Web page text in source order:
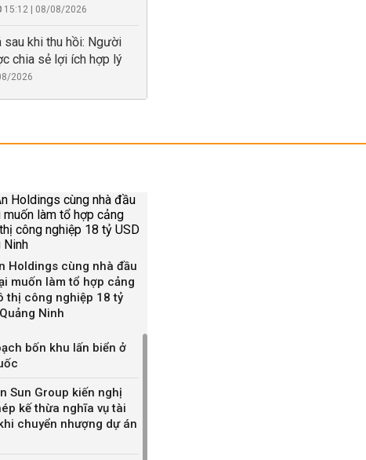
15:12 | 08/08/2026
khi thu hồi: Người
chia sẻ lợi ích hợp lý
2026
Holdings cùng nhà đầu
muốn làm tổ hợp cảng
thị công nghiệp 18 tỷ
Ninh
bốn khu lấn biển ở
Sun Group kiến nghị
kế thừa nghĩa vụ tài
chuyển nhượng dự án